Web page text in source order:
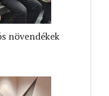
növendékek